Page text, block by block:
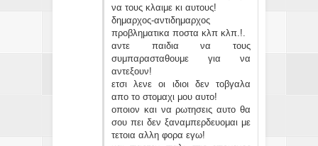
να τους κλαιμε κι αυτους!
δημαρχος-αντιδημαρχος
προβληματικα ποστα κλπ κλπ.!.
αντε παιδια να τους
συμπαρασταθουμε για να
αντεξουν!
ετσι λενε οι ιδιοι δεν τοβγαλα
απο το στομαχι μου αυτο!
οποιον και να ρωτησεις αυτο θα
σου πει δεν ξαναμπερδευομαι με
τετοια αλλη φορα εγω!